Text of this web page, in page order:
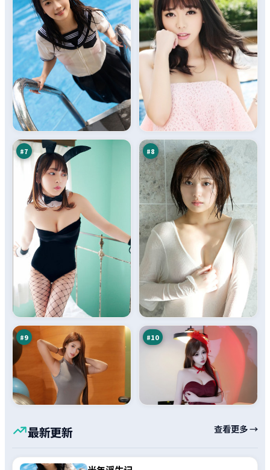
#7
雪
线
无
名
火
93
万
#8
暗
码
密
令
91
万
#9
边
界万
#10
海
逆
风
局
86
万
最新更新 查看更多 →